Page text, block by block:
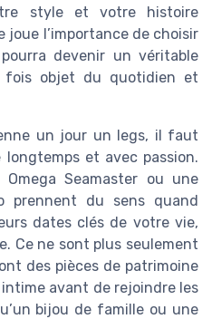
style et votre histoire
joue l’importance de choisir
devenir un véritable
fois objet du quotidien et
un jour un legs, il faut
longtemps et avec passion.
Seamaster ou une
prennent du sens quand
dates clés de votre vie,
Ce ne sont plus seulement
des pièces de patrimoine
avant de rejoindre les
bijou de famille ou une